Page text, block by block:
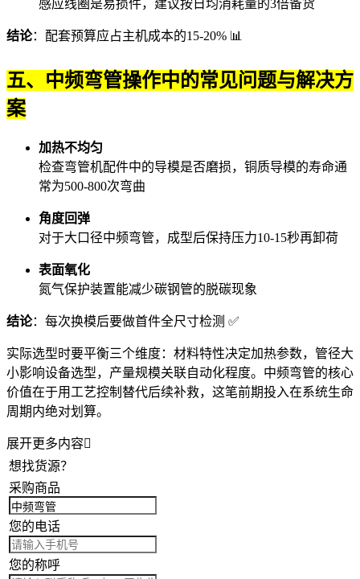
感应线圈是易损件，建议按日均消耗量的3倍备货
结论：配套预算应占主机成本的15-20% 📊
五、中频弯管操作中的常见问题与解决方
案
加热不均匀
检查弯管机配件中的导模是否磨损，铜质导模的寿命通
常为500-800次弯曲
角度回弹
对于大口径中频弯管，成型后保持压力10-15秒再卸荷
表面氧化
氮气保护装置能减少碳钢管的脱碳现象
结论：每次换模后要做首件全尺寸检测 ✅
实际选型时要平衡三个维度：材料特性决定加热参数，管径大
小影响设备选型，产量规模关联自动化程度。 中频弯管的核心
价值在于用工艺控制替代后续补救，这笔前期投入在系统生命
周期内绝对划算。
展开更多内容
想找货源？
采购商品
您的电话
您的称呼